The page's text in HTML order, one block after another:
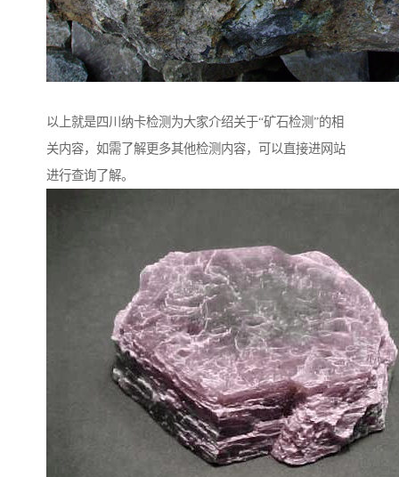
以上就是四川纳卡检测为大家介绍关于“矿石检测”的相
关内容，如需了解更多其他检测内容，可以直接进网站
进行查询了解。